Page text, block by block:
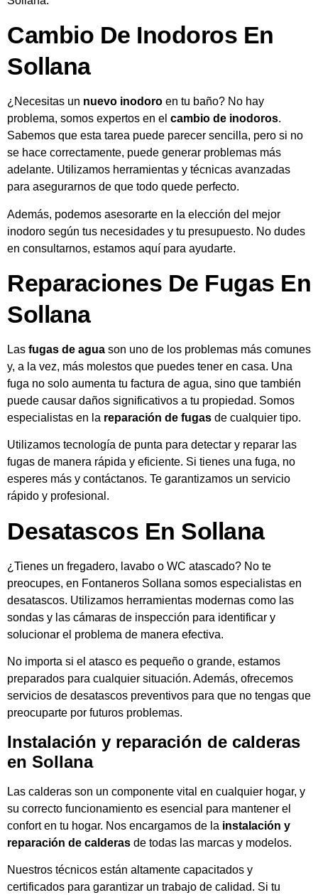
Cambio De Inodoros En
Sollana
¿Necesitas un nuevo inodoro en tu baño? No hay
problema, somos expertos en el cambio de inodoros.
Sabemos que esta tarea puede parecer sencilla, pero si no
se hace correctamente, puede generar problemas más
adelante. Utilizamos herramientas y técnicas avanzadas
para asegurarnos de que todo quede perfecto.
Además, podemos asesorarte en la elección del mejor
inodoro según tus necesidades y tu presupuesto. No dudes
en consultarnos, estamos aquí para ayudarte.
Reparaciones De Fugas En
Sollana
Las fugas de agua son uno de los problemas más comunes
y, a la vez, más molestos que puedes tener en casa. Una
fuga no solo aumenta tu factura de agua, sino que también
puede causar daños significativos a tu propiedad. Somos
especialistas en la reparación de fugas de cualquier tipo.
Utilizamos tecnología de punta para detectar y reparar las
fugas de manera rápida y eficiente. Si tienes una fuga, no
esperes más y contáctanos. Te garantizamos un servicio
rápido y profesional.
Desatascos En Sollana
¿Tienes un fregadero, lavabo o WC atascado? No te
preocupes, en Fontaneros Sollana somos especialistas en
desatascos. Utilizamos herramientas modernas como las
sondas y las cámaras de inspección para identificar y
solucionar el problema de manera efectiva.
No importa si el atasco es pequeño o grande, estamos
preparados para cualquier situación. Además, ofrecemos
servicios de desatascos preventivos para que no tengas que
preocuparte por futuros problemas.
Instalación y reparación de calderas
en Sollana
Las calderas son un componente vital en cualquier hogar, y
su correcto funcionamiento es esencial para mantener el
confort en tu hogar. Nos encargamos de la instalación y
reparación de calderas de todas las marcas y modelos.
Nuestros técnicos están altamente capacitados y
certificados para garantizar un trabajo de calidad. Si tu